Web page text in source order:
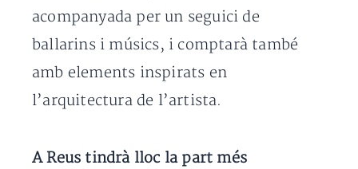
acompanyada per un seguici de
ballarins i músics, i comptarà també
amb elements inspirats en
l’arquitectura de l’artista.
A Reus tindrà lloc la part més